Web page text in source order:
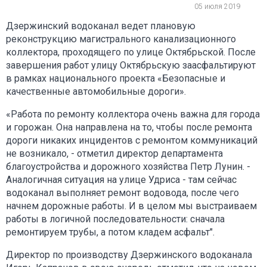
05 июля 2019
Дзержинский водоканал ведет плановую
реконструкцию магистрального канализационного
коллектора, проходящего по улице Октябрьской. После
завершения работ улицу Октябрьскую заасфальтируют
в рамках национального проекта «Безопасные и
качественные автомобильные дороги».
«Работа по ремонту коллектора очень важна для города
и горожан. Она направлена на то, чтобы после ремонта
дороги никаких инцидентов с ремонтом коммуникаций
не возникало, - отметил директор департамента
благоустройства и дорожного хозяйства Петр Лунин. -
Аналогичная ситуация на улице Удриса - там сейчас
водоканал выполняет ремонт водовода, после чего
начнем дорожные работы. И в целом мы выстраиваем
работы в логичной последовательности: сначала
ремонтируем трубы, а потом кладем асфальт".
Директор по производству Дзержинского водоканала